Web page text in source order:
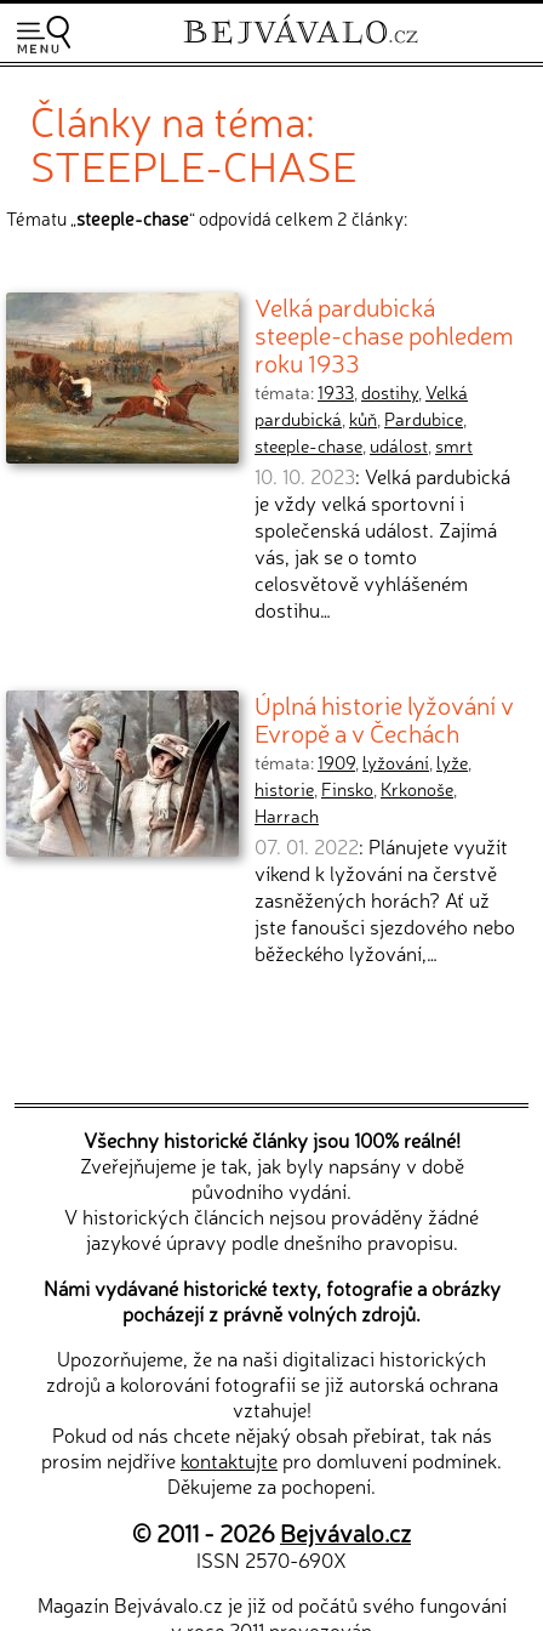
Články na téma:
STEEPLE-CHASE
Tématu „steeple-chase“ odpovídá celkem 2 články:
Velká pardubická
steeple-chase pohledem
roku 1933
témata:1933,dostihy,Velká
pardubická, kůň, Pardubice,
steeple-chase, událost, smrt
10. 10. 2023: Velká pardubická
je vždy velká sportovní i
společenská událost. Zajímá
vás, jak se o tomto
celosvětově vyhlášeném
dostihu…
Úplná historie lyžování v
Evropě a v Čechách
témata:1909, lyžování, lyže,
historie, Finsko, Krkonoše,
Harrach
07. 01. 2022: Plánujete využít
víkend k lyžování na čerstvě
zasněžených horách? Ať už
jste fanoušci sjezdového nebo
běžeckého lyžování,…
Všechny historické články jsou 100% reálné!
Zveřejňujeme je tak, jak byly napsány v době
původního vydání.
V historických článcích nejsou prováděny žádné
jazykové úpravy podle dnešního pravopisu.
Námi vydávané historické texty, fotografie a obrázky
pocházejí z právně volných zdrojů.
Upozorňujeme, že na naši digitalizaci historických
zdrojů a kolorování fotografií se již autorská ochrana
vztahuje!
Pokud od nás chcete nějaký obsah přebírat, tak nás
prosím nejdříve kontaktujte pro domluvení podmínek.
Děkujeme za pochopení.
© 2011 - 2026Bejvávalo.cz
ISSN 2570-690X
Magazín Bejvávalo.cz je již od počátů svého fungování